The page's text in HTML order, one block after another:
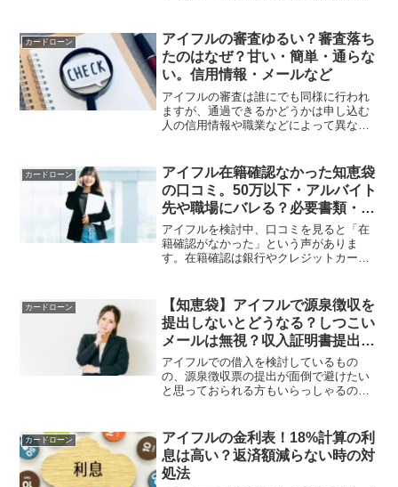
声が多数が多数あります。ただ、セント
ラルの増額は金額...
カードローン
アイフルの審査ゆるい？審査落ち
たのはなぜ？甘い・簡単・通らな
い。信用情報・メールなど
アイフルの審査は誰にでも同様に行われ
ますが、通過できるかどうかは申し込む
人の信用情報や職業などによって異なり
は甘いか厳しいか知りたい・アイフルで
審査落ちする原因を知りた...
カードローン
アイフル在籍確認なかった知恵袋
の口コミ。50万以下・アルバイト
先や職場にバレる？必要書類・収
入証明書・電話
アイフルを検討中、口コミを見ると「在
籍確認がなかった」という声がありま
す。在籍確認は銀行やクレジットカード
う。特に消費者金融のアイフルから電話
がかかるのは、会社にバレな...
カードローン
【知恵袋】アイフルで源泉徴収を
提出しないとどうなる？しつこい
メールは無視？収入証明書提出
後・50万以下。キャンペーンはい
つまで？
アイフルでの借入を検討しているもの
の、源泉徴収票の提出が面倒で避けたい
と思っておられる方もいらっしゃるので
わざ探し出すのも面倒ですよね。結論か
らお伝えすると、借入希望額...
カードローン
アイフルの金利表！18%計算の利
息は高い？返済額減らない時の対
処法